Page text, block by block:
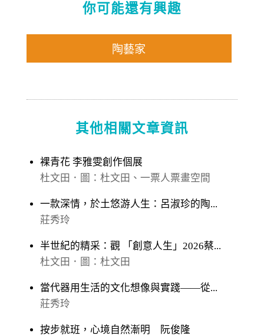
你可能還有興趣
陶藝家
其他相關文章資訊
裸青花 李雅雯創作個展
杜文田．圖：杜文田、一票人票畫空間
一款深情，於土悠游人生：呂淑珍的陶...
莊秀玲
半世紀的精采：觀 「創意人生」2026蔡...
杜文田．圖：杜文田
當代器用生活的文化想像與實踐——從...
莊秀玲
按步就班，心境自然漸明 阮俊隆